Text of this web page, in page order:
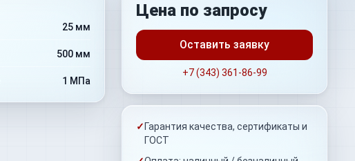
25 мм
500 мм
1 МПа
Цена по запросу
Оставить заявку
+7 (343) 361-86-99
✓ Гарантия качества, сертификаты и
ГОСТ